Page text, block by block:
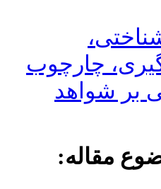
چارچوب
بر شواهد
مقاله: